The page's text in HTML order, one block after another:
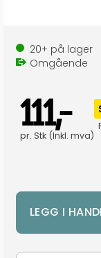
20+ på lager
Omgående
111,-
pr. Stk (Inkl. mva)